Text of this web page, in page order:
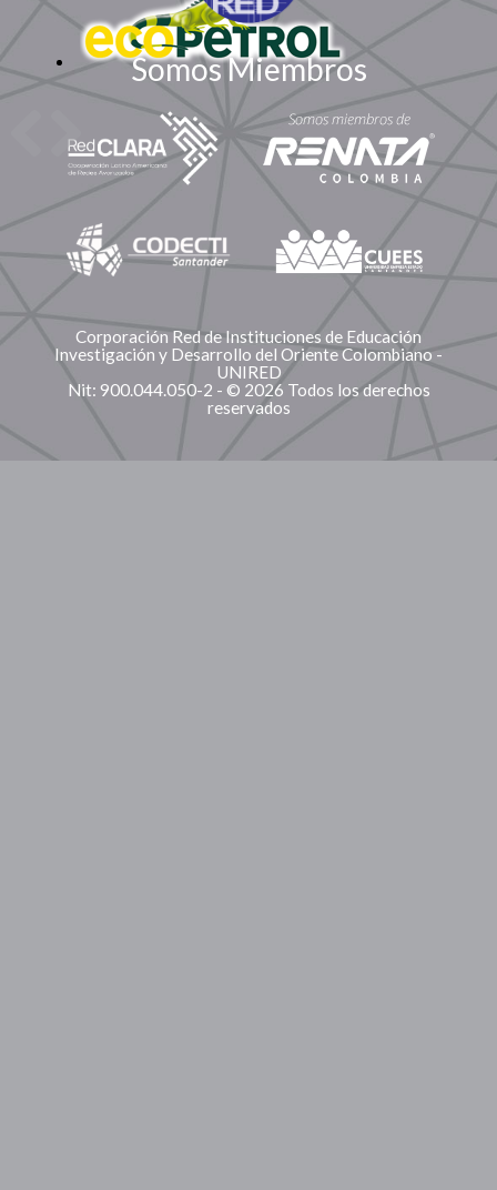
Somos Miembros
Corporación Red de Instituciones de Educación
Investigación y Desarrollo del Oriente Colombiano -
UNIRED
Nit: 900.044.050-2 - © 2026 Todos los derechos
reservados